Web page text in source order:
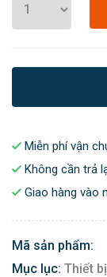
Miễn phí vận
Không cần trả
Giao hàng vào
Mã sản phẩm:
Mục lục: Thiết